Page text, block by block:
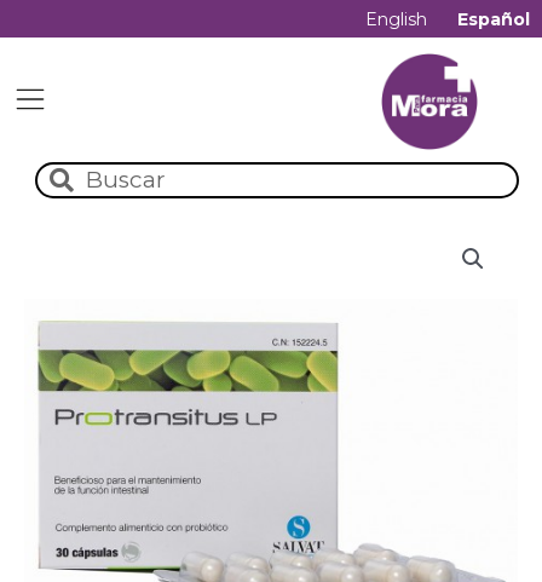
English Español